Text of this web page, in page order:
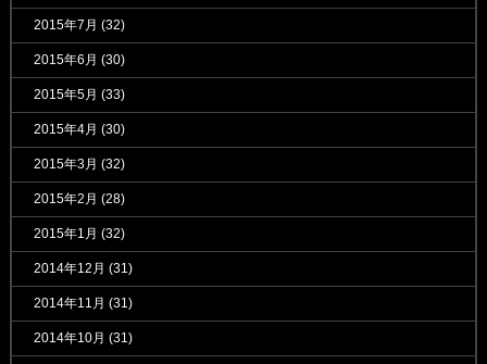
2015年7月 (32)
2015年6月 (30)
2015年5月 (33)
2015年4月 (30)
2015年3月 (32)
2015年2月 (28)
2015年1月 (32)
2014年12月 (31)
2014年11月 (31)
2014年10月 (31)